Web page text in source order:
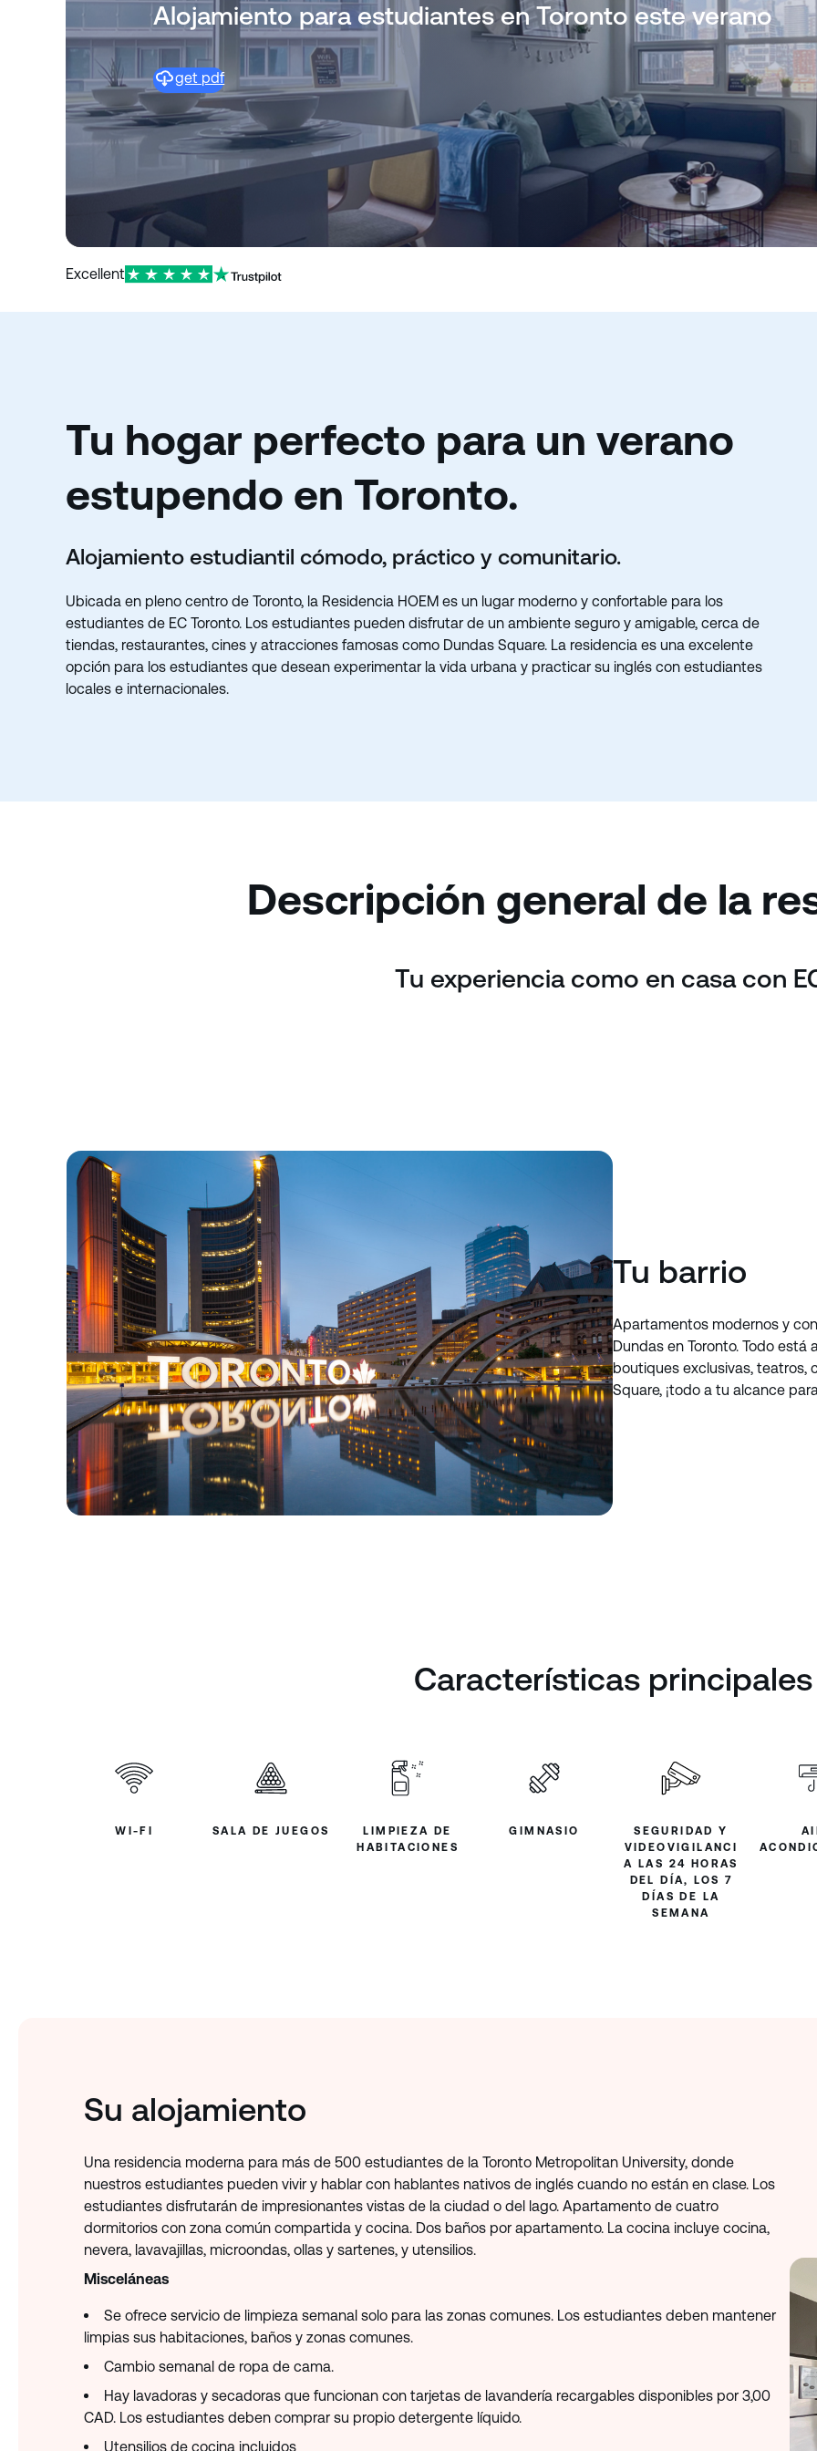
Alojamiento para estudiantes en Toronto este verano
get pdf
Excellent
Tu hogar perfecto para un verano
estupendo en Toronto.
Alojamiento estudiantil cómodo, práctico y comunitario.
Ubicada en pleno centro de Toronto, la Residencia HOEM es un lugar moderno y confortable para los
estudiantes de EC Toronto. Los estudiantes pueden disfrutar de un ambiente seguro y amigable, cerca de
tiendas, restaurantes, cines y atracciones famosas como Dundas Square. La residencia es una excelente
opción para los estudiantes que desean experimentar la vida urbana y practicar su inglés con estudiantes
locales e internacionales.
Descripción general de la
Tu experiencia como en casa con
Tu barrio
Apartamentos modernos y
Dundas en Toronto. Todo
boutiques exclusivas, teatros,
Square, ¡todo a tu alcance
Características principales
WI-FI SALA DE JUEGOS
LIMPIEZA DE
HABITACIONES
GIMNASIO
SEGURIDAD Y
VIDEOVIGILANCI
A LAS 24 HORAS
DEL DÍA, LOS 7
DÍAS DE LA
SEMANA
Su alojamiento
Una residencia moderna para más de 500 estudiantes de la Toronto Metropolitan University, donde
nuestros estudiantes pueden vivir y hablar con hablantes nativos de inglés cuando no están en clase. Los
estudiantes disfrutarán de impresionantes vistas de la ciudad o del lago. Apartamento de cuatro
dormitorios con zona común compartida y cocina. Dos baños por apartamento. La cocina incluye cocina,
nevera, lavavajillas, microondas, ollas y sartenes, y utensilios.
Misceláneas
Se ofrece servicio de limpieza semanal solo para las zonas comunes. Los estudiantes deben mantener
limpias sus habitaciones, baños y zonas comunes.
Cambio semanal de ropa de cama.
Hay lavadoras y secadoras que funcionan con tarjetas de lavandería recargables disponibles por 3,00
CAD. Los estudiantes deben comprar su propio detergente líquido.
Utensilios de cocina incluidos